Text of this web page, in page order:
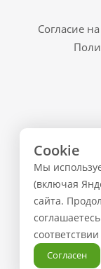
Согласие
Cookie
Мы
(включая
сайта.
соответствии
Согласен